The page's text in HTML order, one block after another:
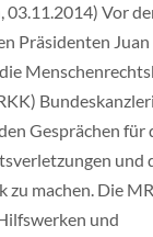
03.11.2014) Vor
Präsidenten
Gesprächen für
und
zu machen. Die
und